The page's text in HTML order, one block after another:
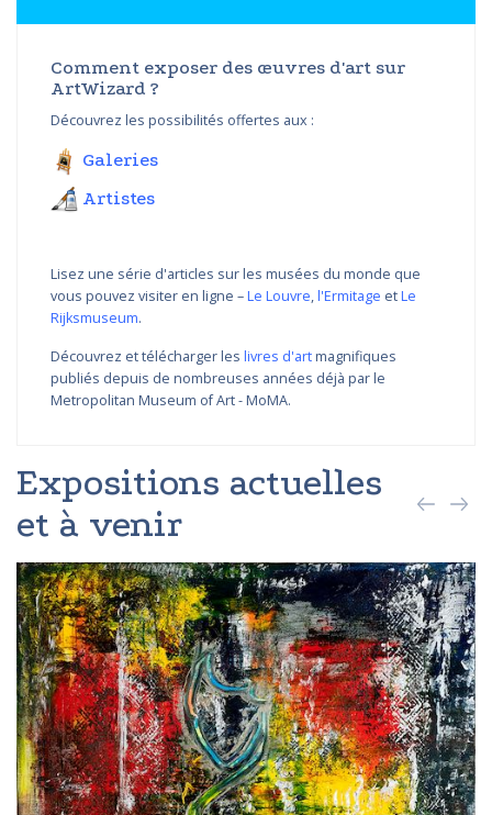
Comment exposer des œuvres d'art sur
ArtWizard ?
Découvrez les possibilités offertes aux :
Galeries
Artistes
Lisez une série d'articles sur les musées du monde que
vous pouvez visiter en ligne –Le Louvre,l'Ermitage etLe
Rijksmuseum.
Découvrez et télécharger les livres d'artmagnifiques
publiés depuis de nombreuses années déjà par le
Metropolitan Museum of Art - MoMA.
Expositions actuelles
et à venir